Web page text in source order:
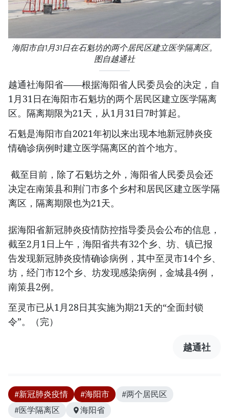
海阳市自1月31日在石魁坊的两个居民区建立医学隔离区。
图自越通社
越通社海阳省——根据海阳省人民委员会的决定，自
1月31日在海阳市石魁坊的两个居民区建立医学隔离
区。隔离期限为21天，从1月31日7时算起。
石魁是海阳市自2021年初以来出现本地新冠肺炎疫
情确诊病例时建立医学隔离区的首个地方。
截至目前，除了石魁坊之外，海阳省人民委员会还
决定在南策县和荆门市多个乡村和居民区建立医学隔
离区，隔离期限也为21天。
据海阳省新冠肺炎疫情防控指导委员会公布的信息，
截至2月1日上午，海阳省共有32个乡、坊、镇已报
告发现新冠肺炎疫情确诊病例，其中至灵市14个乡、
坊，经门市12个乡、坊发现感染病例，金城县4例，
南策县2例。
至灵市已从1月28日其实施为期21天的“全面封锁
令”。（完）
越通社
#新冠肺炎疫情 #海阳市
#两个居民区
#医学隔离区
海阳省